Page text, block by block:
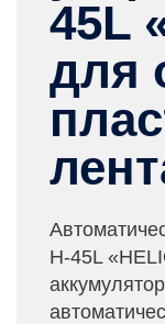
45L
для
Н-45L